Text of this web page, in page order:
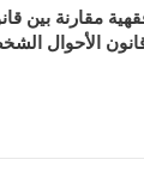
مقارنة بين
الأحوال